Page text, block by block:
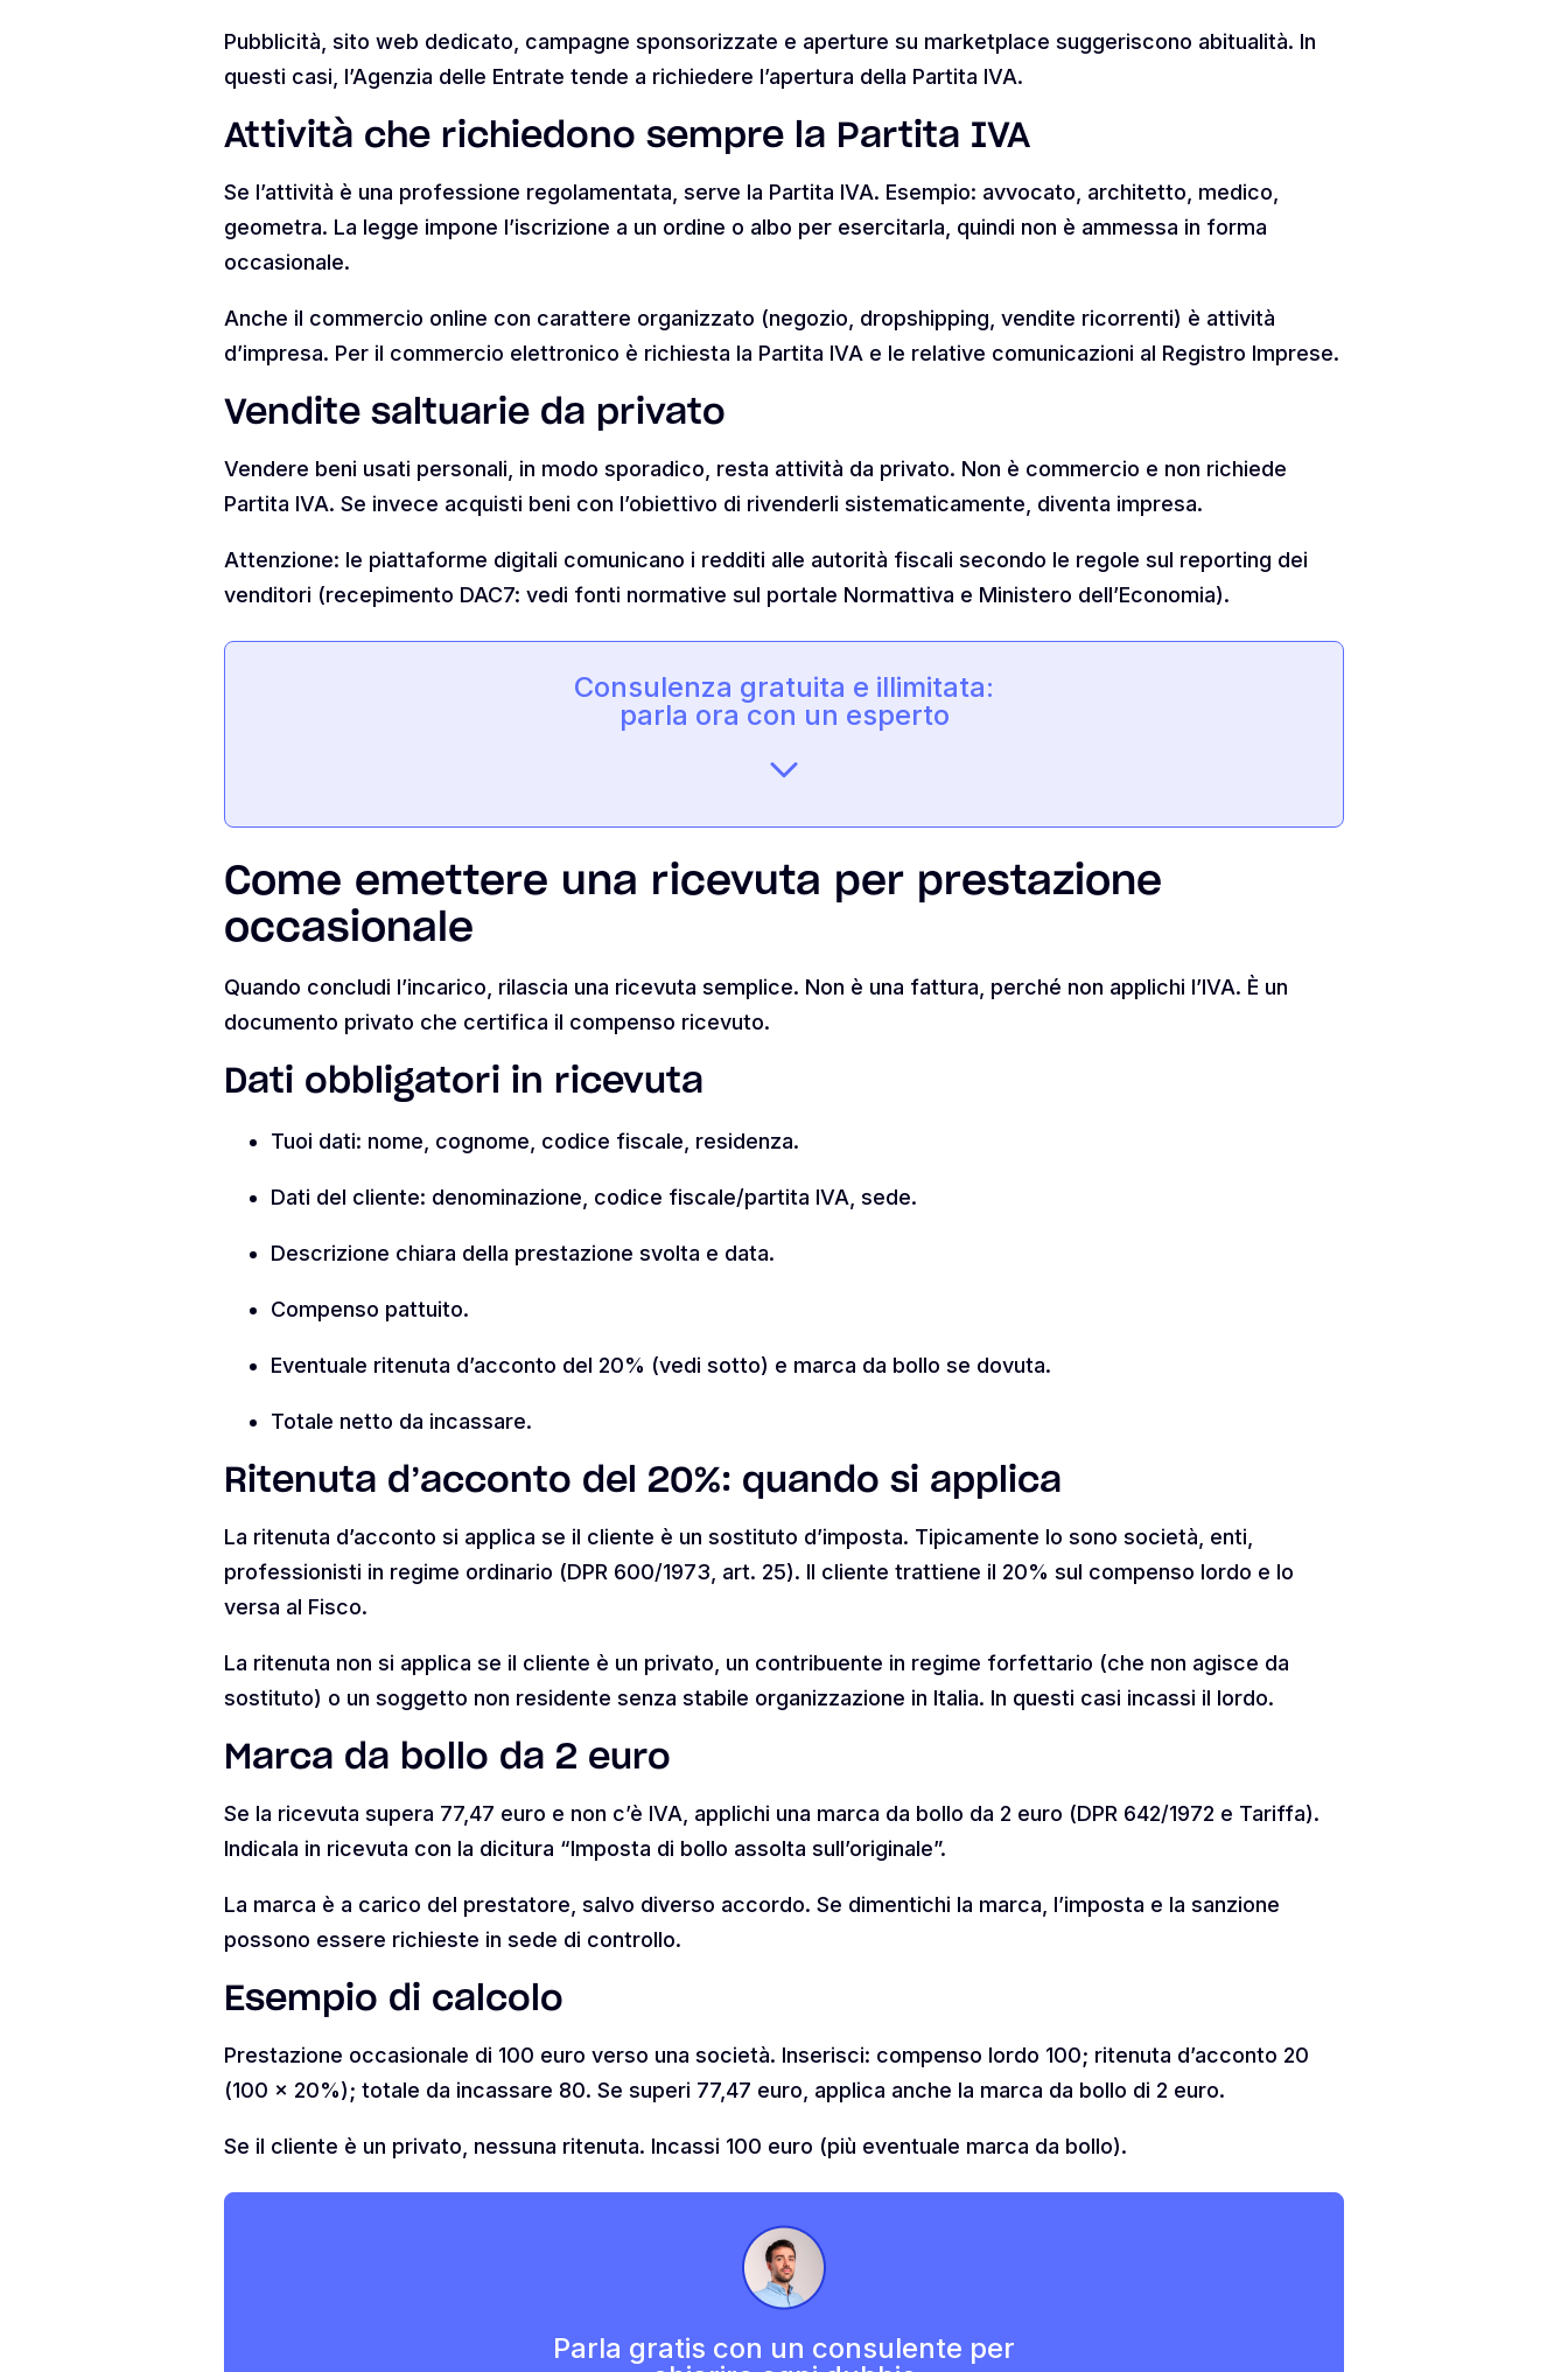
Pubblicità, sito web dedicato, campagne sponsorizzate e aperture su marketplace suggeriscono abitualità. In
questi casi, l’Agenzia delle Entrate tende a richiedere l’apertura della Partita IVA.
Attività che richiedono sempre la Partita IVA
Se l’attività è una professione regolamentata, serve la Partita IVA. Esempio: avvocato, architetto, medico,
geometra. La legge impone l’iscrizione a un ordine o albo per esercitarla, quindi non è ammessa in forma
occasionale.
Anche il commercio online con carattere organizzato (negozio, dropshipping, vendite ricorrenti) è attività
d’impresa. Per il commercio elettronico è richiesta la Partita IVA e le relative comunicazioni al Registro Imprese.
Vendite saltuarie da privato
Vendere beni usati personali, in modo sporadico, resta attività da privato. Non è commercio e non richiede
Partita IVA. Se invece acquisti beni con l’obiettivo di rivenderli sistematicamente, diventa impresa.
Attenzione: le piattaforme digitali comunicano i redditi alle autorità fiscali secondo le regole sul reporting dei
venditori (recepimento DAC7: vedi fonti normative sul portale Normattiva e Ministero dell’Economia).
Consulenza gratuita e illimitata:
parla ora con un esperto
Come emettere una ricevuta per prestazione
occasionale
Quando concludi l’incarico, rilascia una ricevuta semplice. Non è una fattura, perché non applichi l’IVA. È un
documento privato che certifica il compenso ricevuto.
Dati obbligatori in ricevuta
Tuoi dati: nome, cognome, codice fiscale, residenza.
Dati del cliente: denominazione, codice fiscale/partita IVA, sede.
Descrizione chiara della prestazione svolta e data.
Compenso pattuito.
Eventuale ritenuta d’acconto del 20% (vedi sotto) e marca da bollo se dovuta.
Totale netto da incassare.
Ritenuta d’acconto del 20%: quando si applica
La ritenuta d’acconto si applica se il cliente è un sostituto d’imposta. Tipicamente lo sono società, enti,
professionisti in regime ordinario (DPR 600/1973, art. 25). Il cliente trattiene il 20% sul compenso lordo e lo
versa al Fisco.
La ritenuta non si applica se il cliente è un privato, un contribuente in regime forfettario (che non agisce da
sostituto) o un soggetto non residente senza stabile organizzazione in Italia. In questi casi incassi il lordo.
Marca da bollo da 2 euro
Se la ricevuta supera 77,47 euro e non c’è IVA, applichi una marca da bollo da 2 euro (DPR 642/1972 e Tariffa).
Indicala in ricevuta con la dicitura “Imposta di bollo assolta sull’originale”.
La marca è a carico del prestatore, salvo diverso accordo. Se dimentichi la marca, l’imposta e la sanzione
possono essere richieste in sede di controllo.
Esempio di calcolo
Prestazione occasionale di 100 euro verso una società. Inserisci: compenso lordo 100; ritenuta d’acconto 20
(100 x 20%); totale da incassare 80. Se superi 77,47 euro, applica anche la marca da bollo di 2 euro.
Se il cliente è un privato, nessuna ritenuta. Incassi 100 euro (più eventuale marca da bollo).
Parla gratis con un consulente per